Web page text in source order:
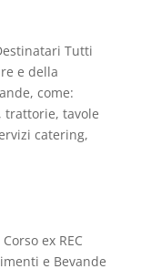
Tutti
e della
come:
trattorie, tavole
catering,
ex REC
e Bevande